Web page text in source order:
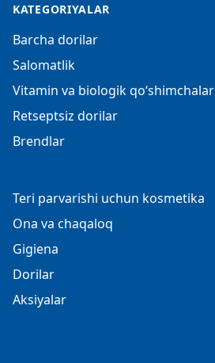
KATEGORIYALAR
Barcha dorilar
Salomatlik
Vitamin va biologik qo‘shimchalar
Retseptsiz dorilar
Brendlar
Teri parvarishi uchun kosmetika
Ona va chaqaloq
Gigiena
Dorilar
Aksiyalar